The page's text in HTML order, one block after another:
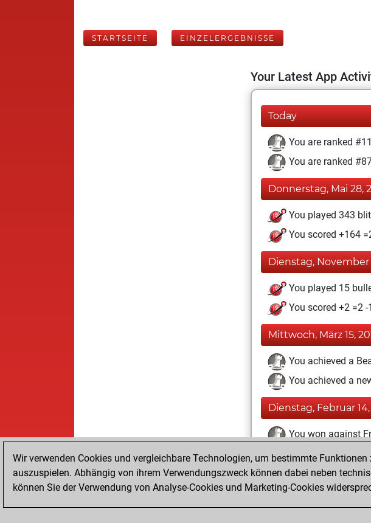
STARTSEITE EINZELERGEBNISSE
Your Latest App
Today
You are ranked
You are ranked
Donnerstag, Mai 28,
You played 343
You scored +164
Dienstag, November
You played 15
You scored +2 =2
Mittwoch, März 15,
You achieved a
You achieved a
Dienstag, Februar
You won against
Freitag, Februar 10,
You created your
Wir verwenden Cookies und vergleichbare Technologien, um bestimmte
auszuspielen. Abhängig von ihrem Verwendungszweck können dabei neben
können Sie der Verwendung von Analyse-Cookies und Marketing-Cookies